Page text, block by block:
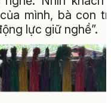
mình, bà con
lực giữ nghề”.